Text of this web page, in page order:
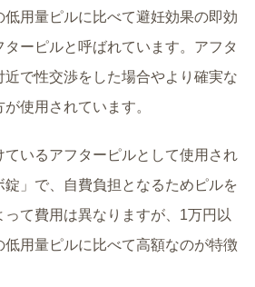
用量ピルに比べて避妊効果の即効
ーピルと呼ばれています。アフタ
で性交渉をした場合やより確実な
使用されています。
ているアフターピルとして使用され
」で、自費負担となるためピルを
て費用は異なりますが、1万円以
用量ピルに比べて高額なのが特徴